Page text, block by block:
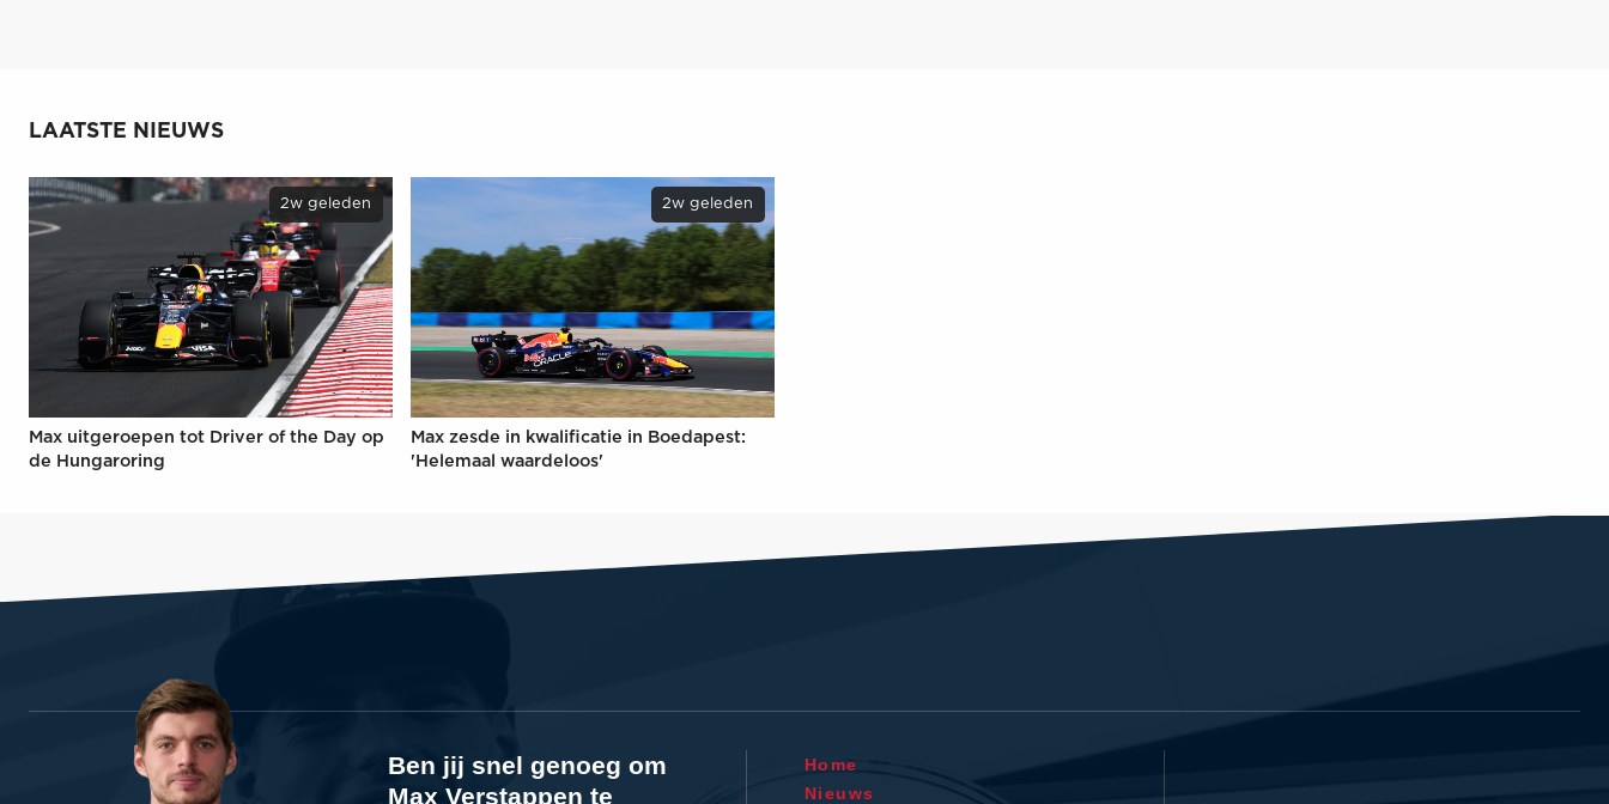
LAATSTE NIEUWS
2w geleden
Max uitgeroepen tot Driver of the Day op
de Hungaroring
2w geleden
Max zesde in kwalificatie in Boedapest:
'Helemaal waardeloos'
Ben jij snel genoeg om
Max Verstappen te
Home
Nieuws